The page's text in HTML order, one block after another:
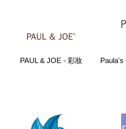
PAUL & JOE - 彩妝 Paula's